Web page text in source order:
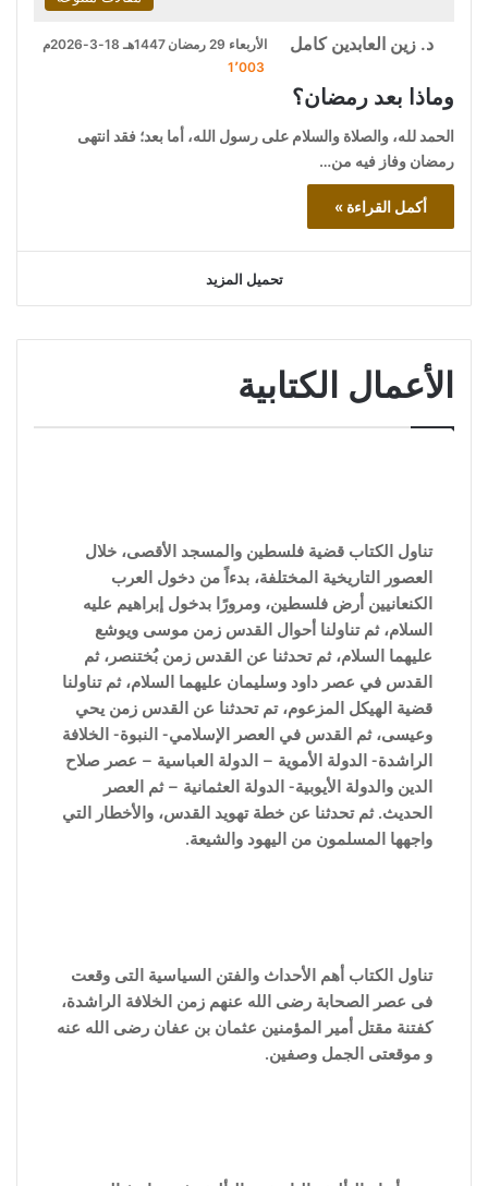
د. زين العابدين كامل
الأربعاء 29 رمضان 1447هـ 18-3-2026م
1٬003
وماذا بعد رمضان؟
الحمد لله، والصلاة والسلام على رسول الله، أما بعد؛ فقد انتهى
رمضان وفاز فيه من…
أكمل القراءة »
تحميل المزيد
الأعمال الكتابية
تناول الكتاب قضية فلسطين والمسجد الأقصى، خلال
العصور التاريخية المختلفة، بدءاً من دخول العرب
الكنعانيين أرض فلسطين، ومرورًا بدخول إبراهيم عليه
السلام، ثم تناولنا أحوال القدس زمن موسى ويوشع
عليهما السلام، ثم تحدثنا عن القدس زمن بُختنصر، ثم
القدس في عصر داود وسليمان عليهما السلام، ثم تناولنا
قضية الهيكل المزعوم، تم تحدثنا عن القدس زمن يحي
وعيسى، ثم القدس في العصر الإسلامي- النبوة- الخلافة
الراشدة- الدولة الأموية – الدولة العباسية – عصر صلاح
الدين والدولة الأيوبية- الدولة العثمانية – ثم العصر
الحديث. ثم تحدثنا عن خطة تهويد القدس، والأخطار التي
واجهها المسلمون من اليهود والشيعة.
تناول الكتاب أهم الأحداث والفتن ا لسياسية التى وقعت
فى عصر الصحابة رضى الله عنهم زمن الخلافة الراشدة،
كفتنة مقتل أمير المؤمنين عثمان بن عفان رضى الله عنه
و موقعتى الجمل وصفين.